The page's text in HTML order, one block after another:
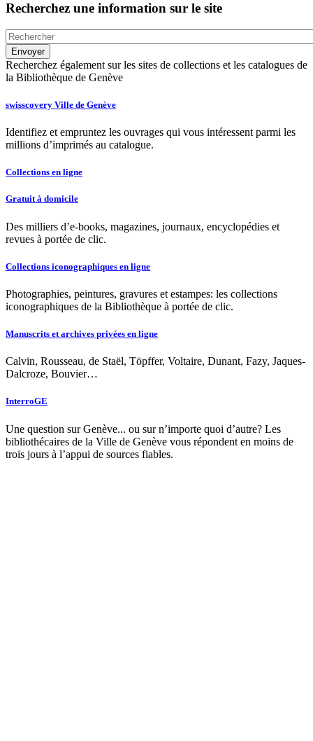
Recherchez une information sur le site
Recherchez également sur les sites de collections et les catalogues de
la Bibliothèque de Genève
swisscovery Ville de Genève
Identifiez et empruntez les ouvrages qui vous intéressent parmi les
millions d’imprimés au catalogue.
Collections en ligne
Gratuit à domicile
Des milliers d’e-books, magazines, journaux, encyclopédies et
revues à portée de clic.
Collections iconographiques en ligne
Photographies, peintures, gravures et estampes: les collections
iconographiques de la Bibliothèque à portée de clic.
Manuscrits et archives privées en ligne
Calvin, Rousseau, de Staël, Töpffer, Voltaire, Dunant, Fazy, Jaques-
Dalcroze, Bouvier…
InterroGE
Une question sur Genève... ou sur n’importe quoi d’autre? Les
bibliothécaires de la Ville de Genève vous répondent en moins de
trois jours à l’appui de sources fiables.